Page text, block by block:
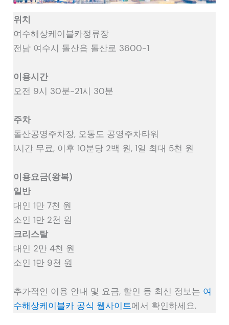
위치
여수해상케이블카정류장
전남 여수시 돌산읍 돌산로 3600-1
이용시간
오전 9시 30분-21시 30분
주차
돌산공영주차장, 오동도 공영주차타워
1시간 무료, 이후 10분당 2백 원, 1일 최대 5천 원
이용요금(왕복)
일반
대인 1만 7천 원
소인 1만 2천 원
크리스탈
대인 2만 4천 원
소인 1만 9천 원
추가적인 이용 안내 및 요금, 할인 등 최신 정보는 여
수해상케이블카 공식 웹사이트에서 확인하세요.